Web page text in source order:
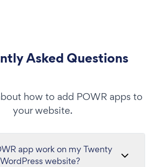
Asked Questions
how to add POWR apps to
your website.
app work on my Twenty
website?